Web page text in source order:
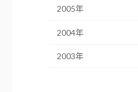
2005年
2004年
2003年